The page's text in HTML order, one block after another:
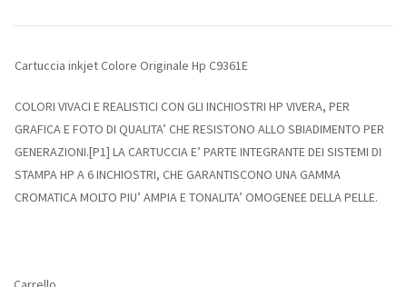
Cartuccia inkjet Colore Originale Hp C9361E
COLORI VIVACI E REALISTICI CON GLI INCHIOSTRI HP VIVERA, PER
GRAFICA E FOTO DI QUALITA’ CHE RESISTONO ALLO SBIADIMENTO PER
GENERAZIONI.[P1] LA CARTUCCIA E’ PARTE INTEGRANTE DEI SISTEMI DI
STAMPA HP A 6 INCHIOSTRI, CHE GARANTISCONO UNA GAMMA
CROMATICA MOLTO PIU’ AMPIA E TONALITA’ OMOGENEE DELLA PELLE.